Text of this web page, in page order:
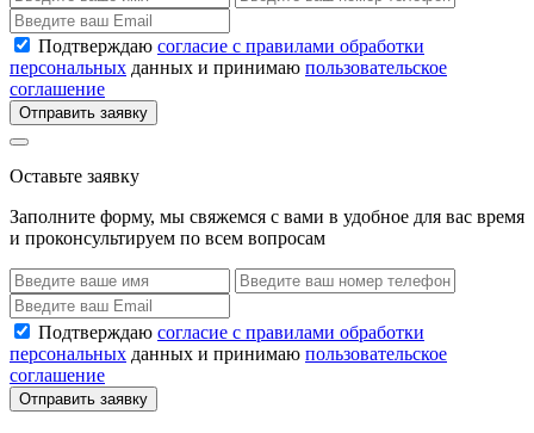
Подтверждаю согласие с правилами обработки
персональных данных и принимаю пользовательское
соглашение
Отправить заявку
Оставьте заявку
Заполните форму, мы свяжемся с вами в удобное для вас время
и проконсультируем по всем вопросам
Подтверждаю согласие с правилами обработки
персональных данных и принимаю пользовательское
соглашение
Отправить заявку